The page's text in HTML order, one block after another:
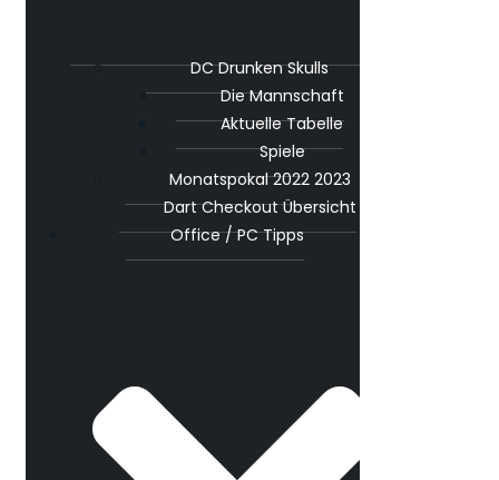
DC Drunken Skulls
Die Mannschaft
Aktuelle Tabelle
Spiele
Monatspokal 2022 2023
Dart Checkout Übersicht
Office / PC Tipps